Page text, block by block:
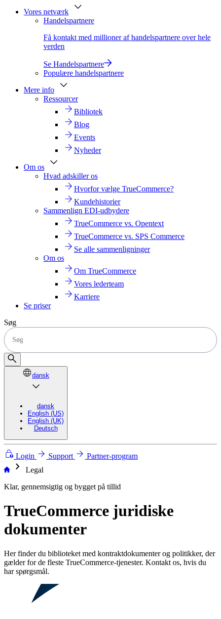
Vores netværk
Handelspartnere
Få kontakt med millioner af handelspartnere over hele
verden
Se Handelspartnere
Populære handelspartnere
Mere info
Ressourcer
Bibliotek
Blog
Events
Nyheder
Om os
Hvad adskiller os
Hvorfor vælge TrueCommerce?
Kundehistorier
Sammenlign EDI-udbydere
TrueCommerce vs. Opentext
TrueCommerce vs. SPS Commerce
Se alle sammenligninger
Om os
Om TrueCommerce
Vores lederteam
Karriere
Se priser
Søg
dansk
dansk
English (US)
English (UK)
Deutsch
Login Support Partner-program
chevron_right
Legal
Klar, gennemsigtig og bygget på tillid
TrueCommerce juridiske
dokumenter
Her finder du biblioteket med kontraktdokumenter og politikker, der
gælder for de fleste TrueCommerce-tjenester. Kontakt os, hvis du
har spørgsmål.